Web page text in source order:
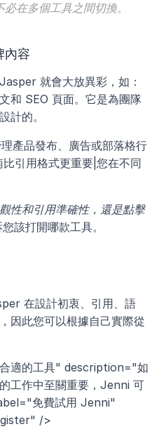
在多個工具之間切換。
內容
就會大放異彩，如：
和 SEO 頁面。它是為團隊
計的。
產品發布、廣告或部落格行
引用格式更重要|您在不同
性和引用準確性，還是點擊
該打開哪款工具。
在設計初衷、引用、語
因此您可以根據自己實際從
適的工具" description="如
工作中至關重要，Jenni 可
免費試用 Jenni"
/>